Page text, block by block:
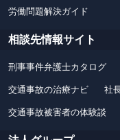
労働問題解決ガイド
相談先情報サイト
刑事事件弁護士カタログ
交通事故の治療ナビ 社
交通事故被害者の体験談